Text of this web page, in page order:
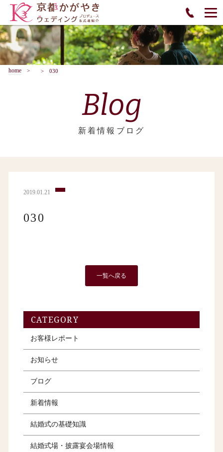
home 030
Blog
新着情報ブログ
2019.01.21
030
一覧へ戻る
CATEGORY
お客様レポート
お知らせ
ブログ
新着情報
結婚式の基礎知識
結婚式場・披露宴会場情報